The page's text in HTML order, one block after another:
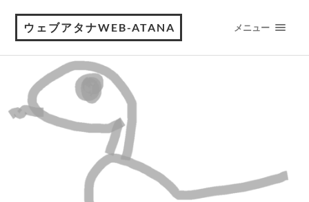
ウェブアタナWEB-ATANA メニュー